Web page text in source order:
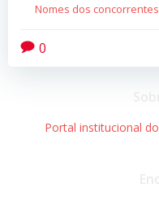
Nomes dos
0
Portal institucional